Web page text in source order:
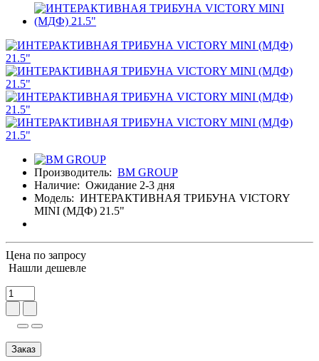
Производитель: BM GROUP
Наличие: Ожидание 2-3 дня
Модель: ИНТЕРАКТИВНАЯ ТРИБУНА VICTORY
MINI (МДФ) 21.5"
Цена по запросу
Нашли дешевле
Заказ